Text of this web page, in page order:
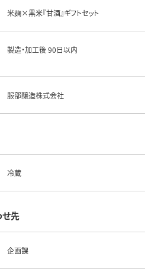
米麹×黒米『甘酒』ギフトセット
製造・加工後 90日以内
服部醸造株式会社
冷蔵
先
企画課